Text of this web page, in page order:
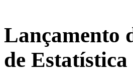
Lançamento
de Estatística